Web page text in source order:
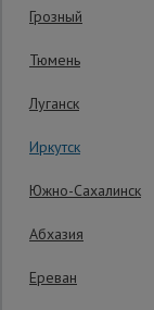
Гарантия
Грозный
Тюмень
Луганск
Иркутск
Южно-Сахалинск
Абхазия
Ереван